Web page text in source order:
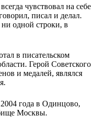
чувствовал на себе
писал и делал.
одной строки, в
в писательском
Герой Советского
и медалей, являлся
года в Одинцово,
Москвы.